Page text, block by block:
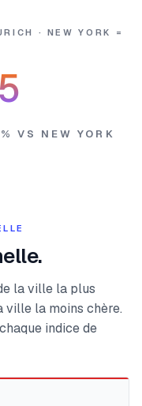
· NEW YORK =
VS NEW YORK
la ville la plus
ville la moins chère.
indice de